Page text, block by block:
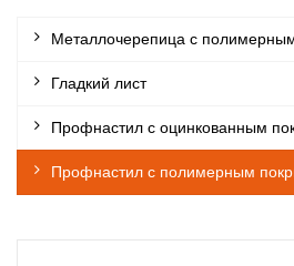
Металлочерепица с
Гладкий лист
Профнастил с оцинкованным
Профнастил с полимерным